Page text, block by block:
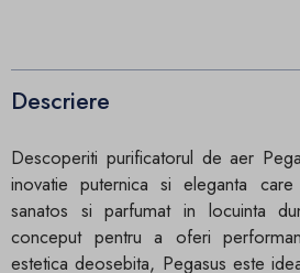
Descriere
Descoperiti purificatorul de aer
inovatie puternica si eleganta
sanatos si parfumat in locuinta
conceput pentru a oferi
estetica deosebita, Pegasus este